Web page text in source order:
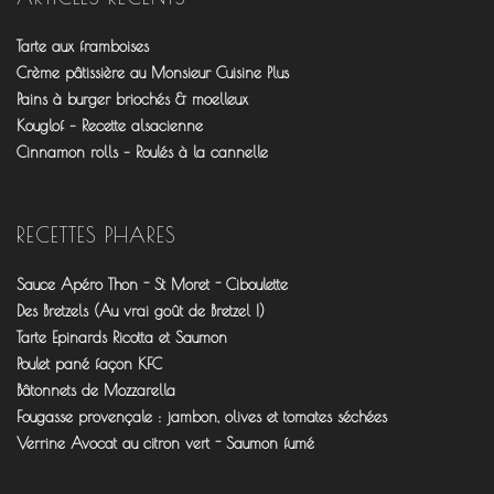
sur sur sur
Tarte aux framboises
Crème pâtissière au Monsieur Cuisine Plus
Pains à burger briochés & moelleux
Kouglof – Recette alsacienne
Cinnamon rolls – Roulés à la cannelle
RECETTES PHARES
Sauce Apéro Thon - St Moret - Ciboulette
Des Bretzels (Au vrai goût de Bretzel !)
Tarte Epinards Ricotta et Saumon
Poulet pané façon KFC
Bâtonnets de Mozzarella
Fougasse provençale : jambon, olives et tomates séchées
Verrine Avocat au citron vert - Saumon fumé